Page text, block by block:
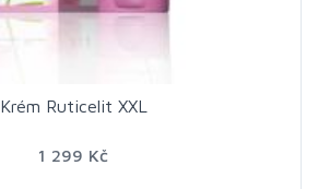
Krém Ruticelit XXL
1 299 Kč